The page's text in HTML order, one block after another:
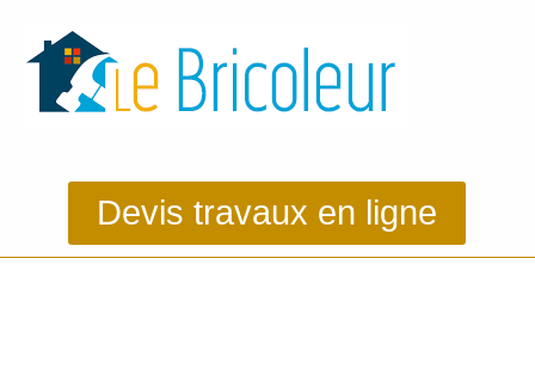
Devis travaux en ligne